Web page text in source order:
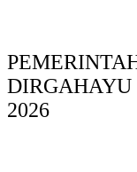
DIRGAHAYU
2026